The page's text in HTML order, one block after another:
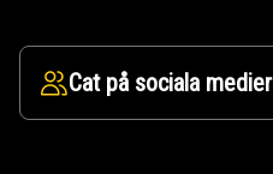
Cat på sociala medier